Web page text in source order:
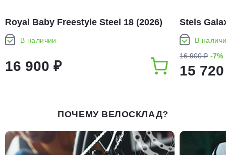
Royal Baby Freestyle Steel 18 (2026)
В наличии
16 900 ₽
Stels
В
16 900 ₽ -7%
15
ПОЧЕМУ ВЕЛОСКЛАД?